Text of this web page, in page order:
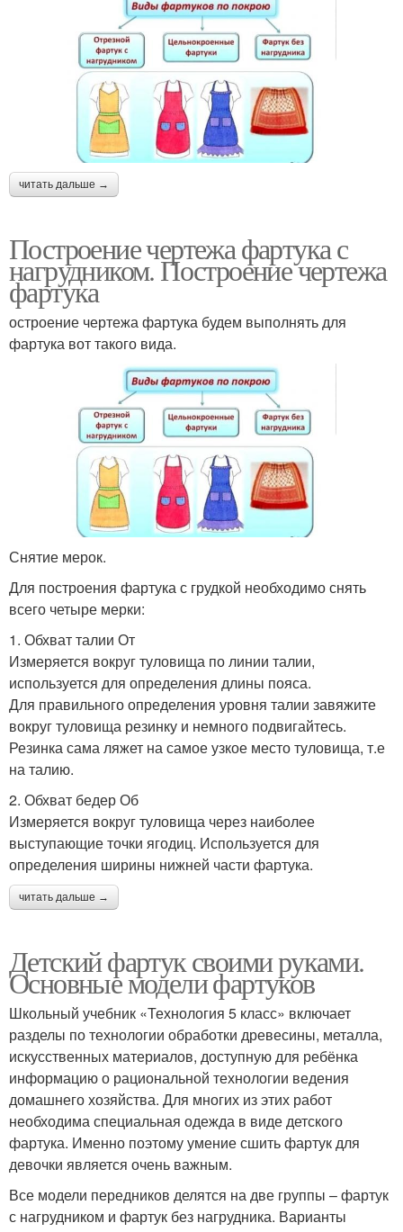
читать дальше →
Построение чертежа фартука с
нагрудником. Построение чертежа
фартука
остроение чертежа фартука будем выполнять для
фартука вот такого вида.
Снятие мерок.
Для построения фартука с грудкой необходимо снять
всего четыре мерки:
1. Обхват талии От
Измеряется вокруг туловища по линии талии,
используется для определения длины пояса.
Для правильного определения уровня талии завяжите
вокруг туловища резинку и немного подвигайтесь.
Резинка сама ляжет на самое узкое место туловища, т.е
на талию.
2. Обхват бедер Об
Измеряется вокруг туловища через наиболее
выступающие точки ягодиц. Используется для
определения ширины нижней части фартука.
читать дальше →
Детский фартук своими руками.
Основные модели фартуков
Школьный учебник «Технология 5 класс» включает
разделы по технологии обработки древесины, металла,
искусственных материалов, доступную для ребёнка
информацию о рациональной технологии ведения
домашнего хозяйства. Для многих из этих работ
необходима специальная одежда в виде детского
фартука. Именно поэтому умение сшить фартук для
девочки является очень важным.
Все модели передников делятся на две группы – фартук
с нагрудником и фартук без нагрудника. Варианты